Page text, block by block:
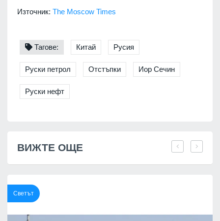
Източник: The Moscow Times
Тагове: Китай Русия
Руски петрол Отстъпки Иор Сечин
Руски нефт
ВИЖТЕ ОЩЕ
Светът